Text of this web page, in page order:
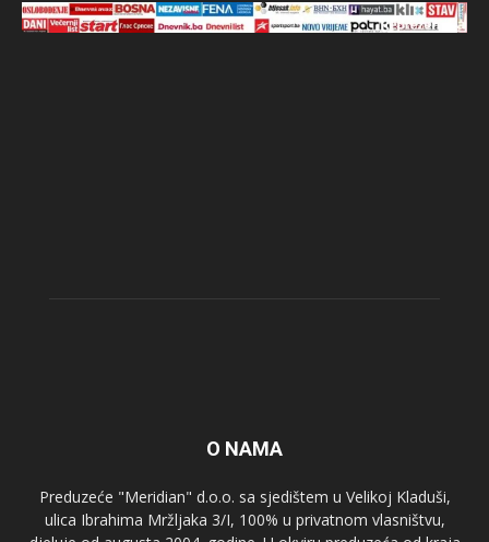
O NAMA
Preduzeće "Meridian" d.o.o. sa sjedištem u Velikoj Kladuši,
ulica Ibrahima Mržljaka 3/I, 100% u privatnom vlasništvu,